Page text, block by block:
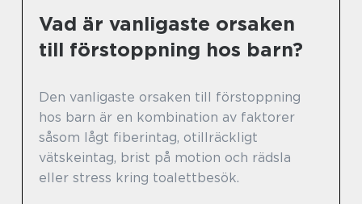
Vad är vanligaste orsaken
till förstoppning hos barn?
Den vanligaste orsaken till förstoppning
hos barn är en kombination av faktorer
såsom lågt fiberintag, otillräckligt
vätskeintag, brist på motion och rädsla
eller stress kring toalettbesök.